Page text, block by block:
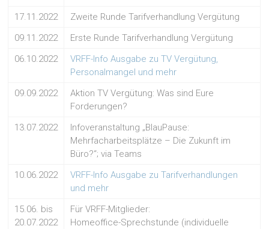
17.11.2022
Zweite Runde Tarifverhandlung Vergütung
09.11.2022
Erste Runde Tarifverhandlung Vergütung
06.10.2022
VRFF-Info Ausgabe zu TV Vergütung,
Personalmangel und mehr
09.09.2022
Aktion TV Vergütung: Was sind Eure
Forderungen?
13.07.2022
Infoveranstaltung „BlauPause:
Mehrfacharbeitsplätze – Die Zukunft im
Büro?“; via Teams
10.06.2022
VRFF-Info Ausgabe zu Tarifverhandlungen
und mehr
15.06. bis
20.07.2022
Für VRFF-Mitglieder:
Homeoffice-Sprechstunde (individuelle